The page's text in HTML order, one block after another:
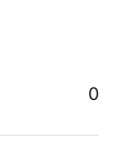
0